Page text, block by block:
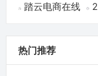
踏云电商在线
热门推荐